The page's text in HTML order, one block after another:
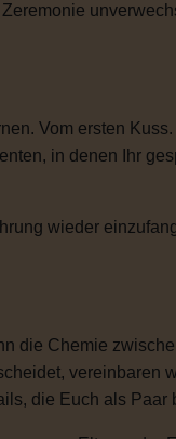
Vom ersten
in denen Ihr
wieder
die Chemie
vereinbaren
die Euch als Paar